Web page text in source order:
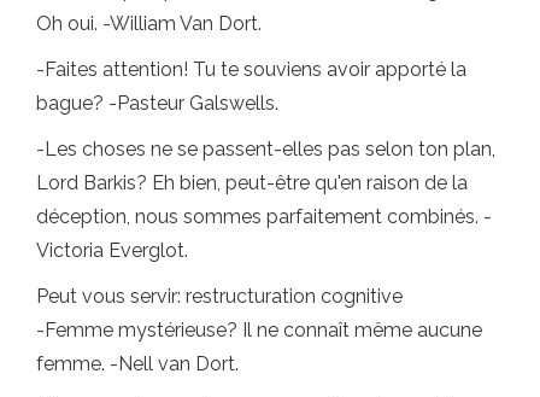
Oh oui. -William Van Dort.
-Faites attention! Tu te souviens avoir apporté la
bague? -Pasteur Galswells.
-Les choses ne se passent-elles pas selon ton plan,
Lord Barkis? Eh bien, peut-être qu'en raison de la
déception, nous sommes parfaitement combinés. -
Victoria Everglot.
Peut vous servir: restructuration cognitive
-Femme mystérieuse? Il ne connaît même aucune
femme. -Nell van Dort.